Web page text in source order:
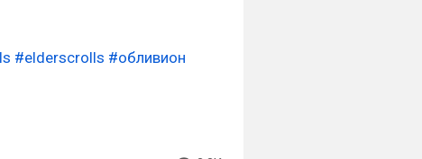
#elderscrolls #обливион